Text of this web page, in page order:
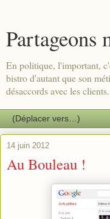
Partageons
En politique, l'important,
bistro d'autant que son
désaccords avec les clients.
14 juin 2012
Au Bouleau !